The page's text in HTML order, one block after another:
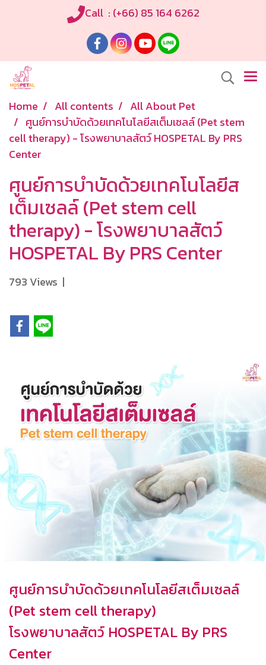
Call : (+66) 85 164 6262
Home All contents
All About Pet
ศูนย์การบำบัดด้วยเทคโนโลยีสเต็มเซลล์ (Pet stem
cell therapy) - โรงพยาบาลสัตว์ HOSPETAL By PRS
Center
ศูนย์การบำบัดด้วยเทคโนโลยีส
เต็มเซลล์ (Pet stem cell
therapy) - โรงพยาบาลสัตว์
HOSPETAL By PRS Center
793 Views |
ศูนย์การบำบัดด้วยเทคโนโลยีสเต็มเซลล์
(Pet stem cell therapy)
โรงพยาบาลสัตว์ HOSPETAL By PRS
Center